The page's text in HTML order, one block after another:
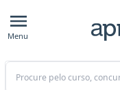
Menu
Buscar